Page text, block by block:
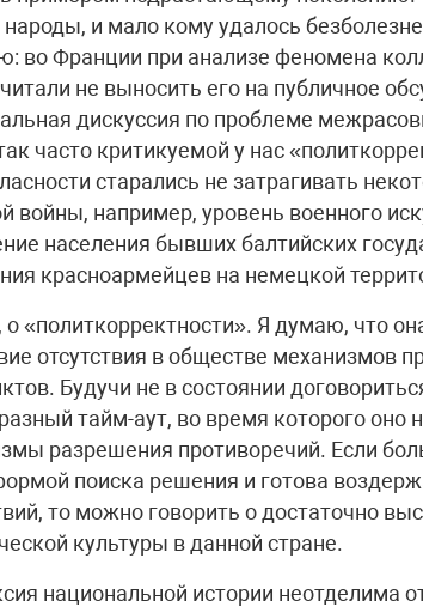
и мало кому удалось
во Франции при анализе феномена
не выносить его на публичное
дискуссия по проблеме
часто критикуемой у нас
старались не затрагивать
войны, например, уровень военного
населения бывших балтийских
красноармейцев на немецкой
о «политкорректности». Я думаю, что
отсутствия в обществе механизмов
Будучи не в состоянии
тайм-аут, во время которого
разрешения противоречий. Если
поиска решения и готова
то можно говорить о достаточно
культуры в данной стране.
национальной истории неотделима